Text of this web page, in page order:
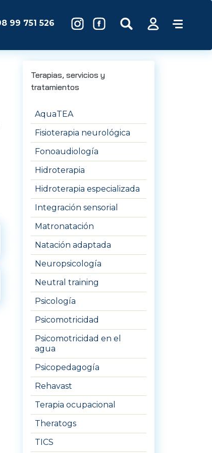
99 751 526
Terapias, servicios y
tratamientos
AquaTEA
Fisioterapia neurológica
Fonoaudiología
Hidroterapia
Hidroterapia especializada
Integración sensorial
Matronatación
Natación adaptada
Neuropsicología
Neutral training
Psicología
Psicomotricidad
Psicomotricidad en el
agua
Psicopedagogía
Rehavast
Terapia ocupacional
Theratogs
TICS